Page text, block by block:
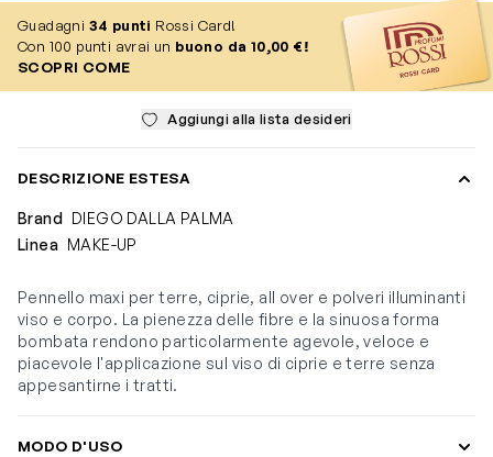
Guadagni 34 punti Rossi Card!
Con 100 punti avrai un buono da 10,00 €!
SCOPRI COME
Aggiungi alla lista desideri
DESCRIZIONE ESTESA
Brand DIEGO DALLA PALMA
Linea MAKE-UP
Pennello maxi per terre, ciprie, all over e polveri illuminanti
viso e corpo. La pienezza delle fibre e la sinuosa forma
bombata rendono particolarmente agevole, veloce e
piacevole l'applicazione sul viso di ciprie e terre senza
appesantirne i tratti.
MODO D'USO